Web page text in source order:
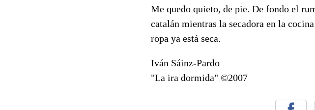
Me quedo quieto, de pie. De fondo el
catalán mientras la secadora en la
ropa ya está seca.
Iván Sáinz-Pardo
"La ira dormida" ©2007